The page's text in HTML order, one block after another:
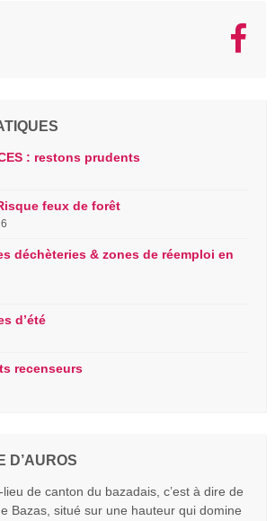
: restons prudents
feux de forêt
déchèteries & zones de réemploi en
d’été
recenseurs
D’AUROS
de canton du bazadais, c’est à dire de
Bazas, situé sur une hauteur qui domine